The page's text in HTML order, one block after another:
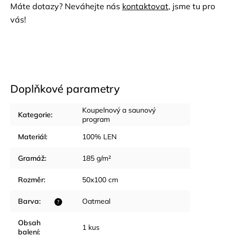
Máte dotazy? Neváhejte nás kontaktovat, jsme tu pro
vás!
Doplňkové parametry
Kategorie:
Koupelnový a saunový
program
Materiál: 100% LEN
Gramáž: 185 g/m²
Rozměr: 50x100 cm
?
Barva: Oatmeal
Obsah
balení: 1 kus